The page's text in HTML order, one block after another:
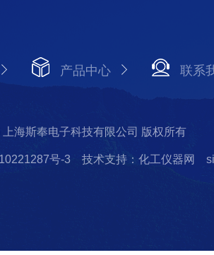
产品中心 联系
海斯奉电子科技有限公司 版权所有
号-3 技术支持：化工仪器网